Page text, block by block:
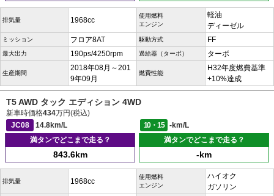
排気量 1968cc
使用燃料
エンジン
軽油
ディーゼル
ミッション フロア8AT 駆動方式 FF
最大出力 190ps/4250rpm 過給器（ターボ） ターボ
生産期間
2018年08月～201
9年09月
燃費性能
H32年度燃費基準
+10%達成
T5 AWD タック エディション 4WD
新車時価格434万円(税込)
JC08
14.8km/L 10・15
-km/L
満タンでどこまで走る？
843.6km
満タンでどこまで走る？
-km
排気量 1968cc
使用燃料
エンジン
ハイオク
ガソリン